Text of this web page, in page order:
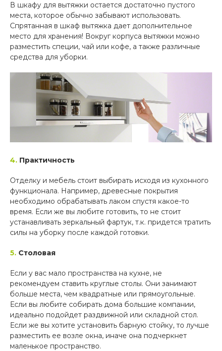
В шкафу для вытяжки остается достаточно пустого
места, которое обычно забывают использовать.
Спрятанная в шкаф вытяжка дает дополнительное
место для хранения! Вокруг корпуса вытяжки можно
разместить специи, чай или кофе, а также различные
средства для уборки.
4. Практичность
Отделку и мебель стоит выбирать исходя из кухонного
функционала. Например, древесные покрытия
необходимо обрабатывать лаком спустя какое-то
время. Если же вы любите готовить, то не стоит
устанавливать зеркальный фартук, т.к. придется тратить
силы на уборку после каждой готовки.
5. Столовая
Если у вас мало пространства на кухне, не
рекомендуем ставить круглые столы. Они занимают
больше места, чем квадратные или прямоугольные.
Если вы любите собирать дома большие компании,
идеально подойдет раздвижной или складной стол.
Если же вы хотите установить барную стойку, то лучше
разместить ее возле окна, иначе она подчеркнет
маленькое пространство.